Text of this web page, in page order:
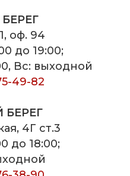
оф. 94
до 19:00;
Вс: выходной
49-82
БЕРЕГ
4Г ст.3
до 18:00;